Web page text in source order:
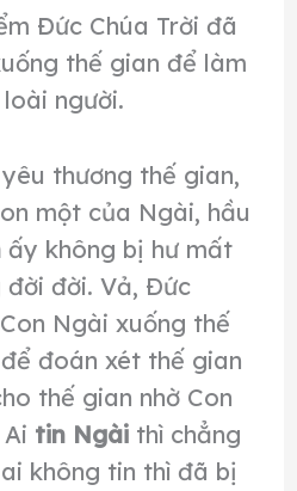
Đức Chúa Trời đã
thế gian để làm
người.
thương thế gian,
một của Ngài, hầu
ấy không bị hư mất
đời đời. Vả, Ðức
Ngài xuống thế
đoán xét thế gian
thế gian nhờ Con
tin Ngàithì chẳng
không tin thì đã bị